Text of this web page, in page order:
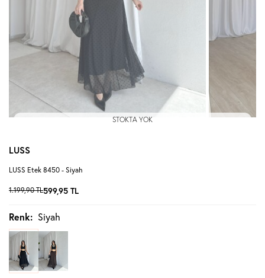
STOKTA YOK
LUSS
LUSS Etek 8450 - Siyah
1.199,90TL599,95 TL
Renk: Siyah